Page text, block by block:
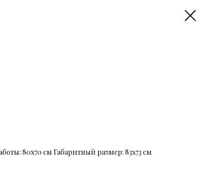
80х70 см Габаритный размер: 83х73 см